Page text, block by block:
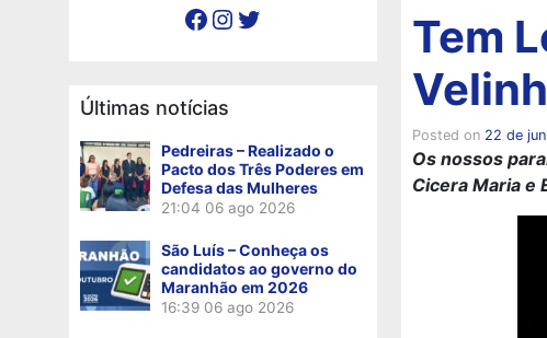
Facebook Instagram Twitter
Últimas notícias
Pedreiras – Realizado o
Pacto dos Três Poderes em
Defesa das Mulheres
21:04 06 ago 2026
São Luís – Conheça os
candidatos ao governo do
Maranhão em 2026
16:39 06 ago 2026
Tem
Posted on 22 de
Os nossos
Cicera Maria e